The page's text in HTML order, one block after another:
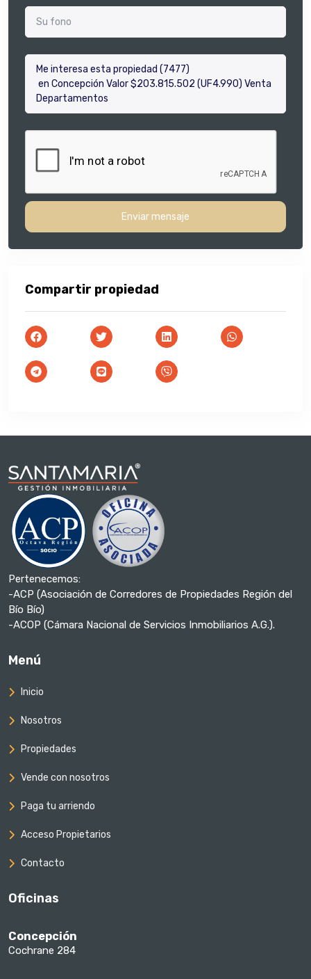
Enviar mensaje
Compartir propiedad
Pertenecemos:
-ACP (Asociación de Corredores de Propiedades Región del
Bío Bío)
-ACOP (Cámara Nacional de Servicios Inmobiliarios A.G.).
Menú
Inicio
Nosotros
Propiedades
Vende con nosotros
Paga tu arriendo
Acceso Propietarios
Contacto
Oficinas
Concepción
Cochrane 284